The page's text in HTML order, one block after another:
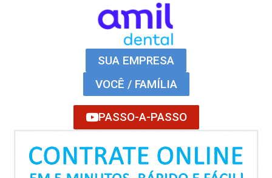
SUA EMPRESA
VOCÊ / FAMÍLIA
PASSO-A-PASSO